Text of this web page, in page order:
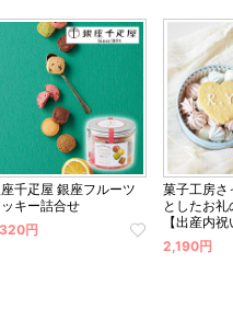
千疋屋 銀座フルーツ
キー詰合せ
円
菓子工房さ
としたお
【出産内祝
2,190円